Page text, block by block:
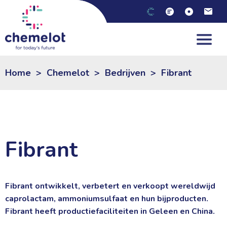
NL | EN
Home > Chemelot > Bedrijven > Fibrant
Fibrant
Fibrant ontwikkelt, verbetert en verkoopt wereldwijd
caprolactam, ammoniumsulfaat en hun bijproducten.
Fibrant heeft productiefaciliteiten in Geleen en China.